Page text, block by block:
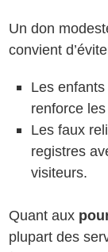
Un don
convient
Les
renforce
Les faux
registres
visiteurs.
Quant aux
plupart des